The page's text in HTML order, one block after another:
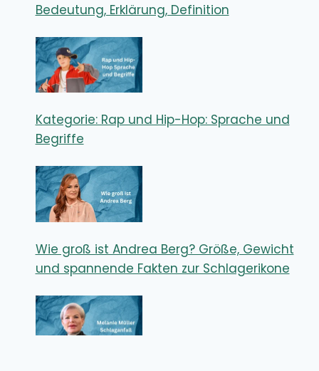
Bedeutung, Erklärung, Definition
Kategorie: Rap und Hip-Hop: Sprache und
Begriffe
Wie groß ist Andrea Berg? Größe, Gewicht
und spannende Fakten zur Schlagerikone